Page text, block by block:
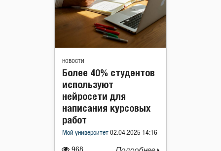
НОВОСТИ
Более 40% студентов
используют
нейросети для
написания курсовых
работ
Мой университет 02.04.2025 14:16